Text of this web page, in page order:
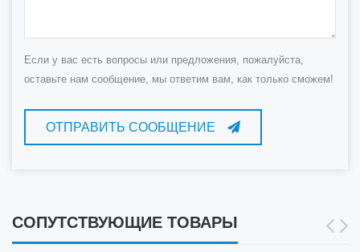
Если у вас есть вопросы или предложения, пожалуйста,
оставьте нам сообщение, мы ответим вам, как только сможем!
ОТПРАВИТЬ СООБЩЕНИЕ
СОПУТСТВУЮЩИЕ ТОВАРЫ